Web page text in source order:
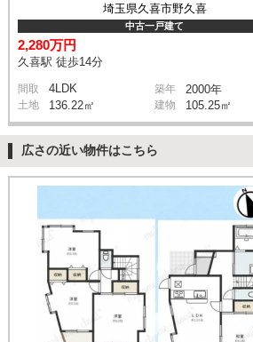
埼玉県久喜市野久喜
中古一戸建て
2,280万円
久喜駅 徒歩14分
間取 4LDK 築年 2000年
土地 136.22㎡ 建物 105.25㎡
広さの近い物件はこちら